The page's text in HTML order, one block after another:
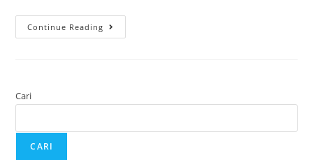
Continue Reading
Cari
CARI